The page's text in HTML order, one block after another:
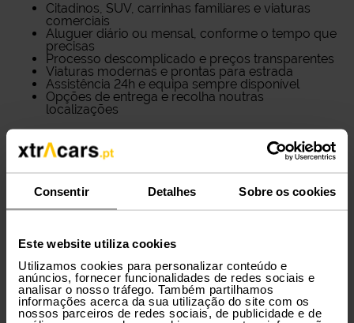
Consentir Detalhes Sobre os cookies
Este website utiliza cookies
Utilizamos cookies para personalizar conteúdo e
anúncios, fornecer funcionalidades de redes sociais e
analisar o nosso tráfego. Também partilhamos
informações acerca da sua utilização do site com os
nossos parceiros de redes sociais, de publicidade e de
Citadinos, SUV, carrinhas familiares e viaturas
comerciais
Aluguer diário ou mensal, conforme o tempo que
precisas
Processo descomplicado e preços transparentes
Viaturas modernas e prontas para estrada
Assistência 24h e equipa sempre disponível
Opções de entrega e recolha noutras
localizações
Serviços pensados para as tuas
Aluguer de curta e longa duração
Frota comercial para trabalho
Pick-up e drop-off rápidos
Seguro incluído e extras disponíveis
Condições especiais para clientes regulares
Métodos de pagamento e